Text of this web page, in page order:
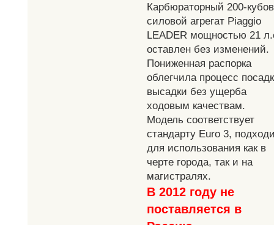
Карбюраторный 200-
силовой агрегат Piaggio
LEADER мощностью 21
оставлен без изменений.
Пониженная распорка
облегчила процесс
высадки без ущерба
ходовым качествам.
Модель соответствует
стандарту Euro 3,
для использования как в
черте города, так и на
магистралях.
В 2012 году не
поставляется в